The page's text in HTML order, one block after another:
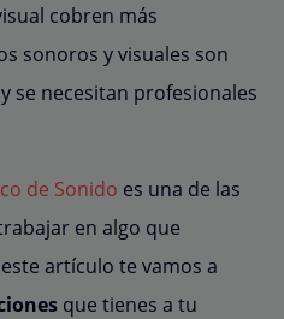
cobren más
sonoros y visuales son
se necesitan profesionales
de Sonido es una de las
en algo que
artículo te vamos a
que tienes a tu